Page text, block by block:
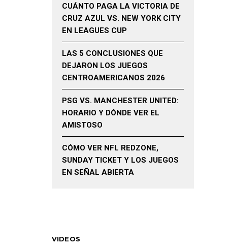
CUÁNTO PAGA LA VICTORIA DE
CRUZ AZUL VS. NEW YORK CITY
EN LEAGUES CUP
LAS 5 CONCLUSIONES QUE
DEJARON LOS JUEGOS
CENTROAMERICANOS 2026
PSG VS. MANCHESTER UNITED:
HORARIO Y DÓNDE VER EL
AMISTOSO
CÓMO VER NFL REDZONE,
SUNDAY TICKET Y LOS JUEGOS
EN SEÑAL ABIERTA
VIDEOS